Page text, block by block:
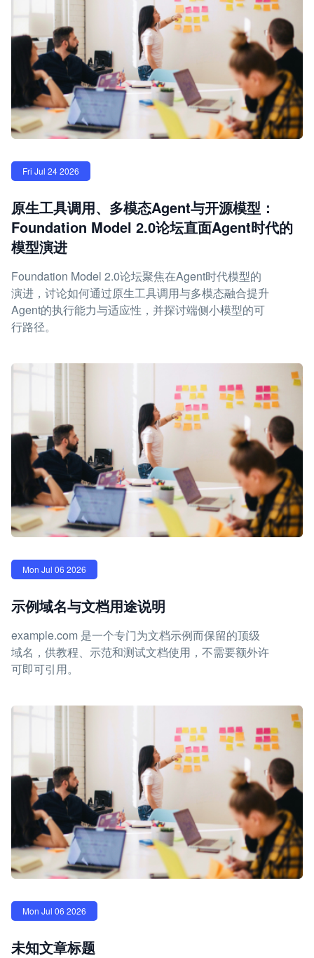
Fri Jul 24 2026
原生工具调用、多模态Agent与开源模型：
Foundation Model 2.0论坛直面Agent时代的
模型演进
Foundation Model 2.0论坛聚焦在Agent时代模型的
演进，讨论如何通过原生工具调用与多模态融合提升
Agent的执行能力与适应性，并探讨端侧小模型的可
行路径。
Mon Jul 06 2026
示例域名与文档用途说明
example.com 是一个专门为文档示例而保留的顶级
域名，供教程、示范和测试文档使用，不需要额外许
可即可引用。
Mon Jul 06 2026
未知文章标题